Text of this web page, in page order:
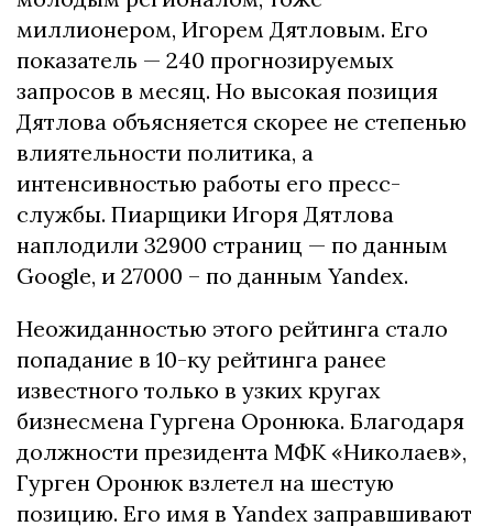
миллионером, Игорем Дятловым. Его
показатель — 240 прогнозируемых
запросов в месяц. Но высокая позиция
Дятлова объясняется скорее не степенью
влиятельности политика, а
интенсивностью работы его пресс-
службы. Пиарщики Игоря Дятлова
наплодили 32900 страниц — по данным
Google, и 27000 – по данным Yandex.
Неожиданностью этого рейтинга стало
попадание в 10-ку рейтинга ранее
известного только в узких кругах
бизнесмена Гургена Оронюка. Благодаря
должности президента МФК «Николаев»,
Гурген Оронюк взлетел на шестую
позицию. Его имя в Yandex заправшивают